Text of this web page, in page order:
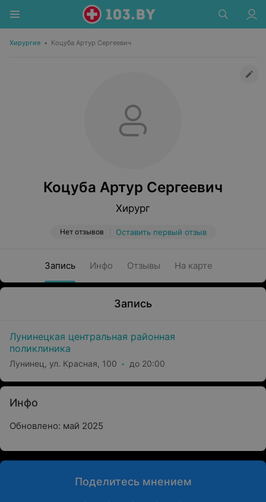
Хирургия • Коцуба Артур Сергеевич
Коцуба Артур Сергеевич
Хирург
Нет отзывов Оставить первый отзыв
Запись Инфо Отзывы На карте
Запись
Лунинецкая центральная районная
поликлиника
Лунинец, ул. Красная, 100 до 20:00
Инфо
Обновлено: май 2025
Поделитесь мнением